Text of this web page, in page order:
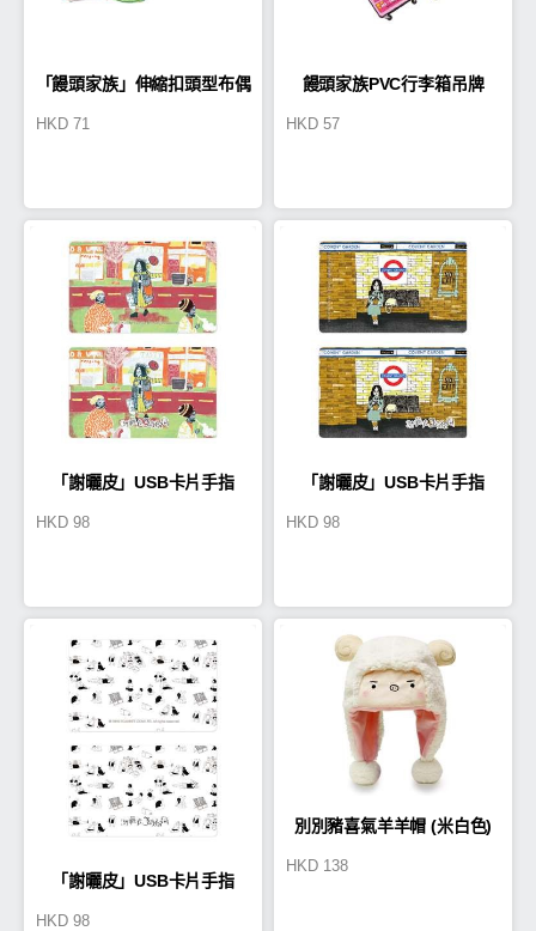
「饅頭家族」伸縮扣頭型布偶
HKD 71
饅頭家族PVC行李箱吊牌
HKD 57
「謝曬皮」USB卡片手指
HKD 98
「謝曬皮」USB卡片手指
HKD 98
「謝曬皮」USB卡片手指
HKD 98
別別豬喜氣羊羊帽 (米白色)
HKD 138